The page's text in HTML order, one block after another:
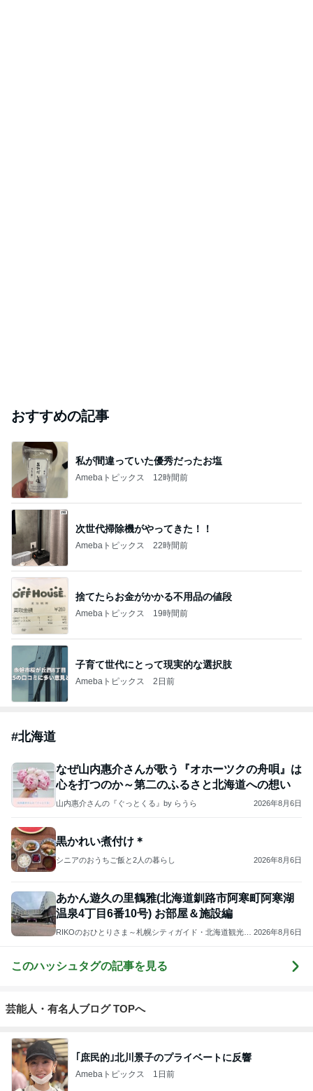
おすすめの記事
私が間違っていた優秀だったお塩
Amebaトピックス 12時間前
次世代掃除機がやってきた！！
Amebaトピックス 22時間前
捨てたらお金がかかる不用品の値段
Amebaトピックス 19時間前
子育て世代にとって現実的な選択肢
Amebaトピックス 2日前
#北海道
なぜ山内惠介さんが歌う『オホーツクの舟唄』は
心を打つのか～第二のふるさと北海道への想い
山内惠介さんの『ぐっとくる』by らうら 2026年8月6日
黒かれい煮付け＊
シニアのおうちご飯と2人の暮らし 2026年8月6日
あかん遊久の里鶴雅(北海道釧路市阿寒町阿寒湖
温泉4丁目6番10号) お部屋＆施設編
RIKOのおひとりさま～札幌シティガイド・北海道観光マ
2026年8月6日
このハッシュタグの記事を見る
芸能人・有名人ブログ TOPへ
｢庶民的｣北川景子のプライベートに反響
Amebaトピックス 1日前